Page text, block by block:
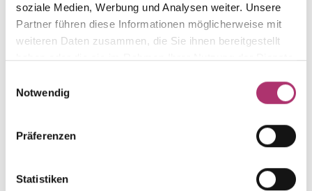
soziale Medien, Werbung und Analysen weiter. Unsere
Partner führen diese Informationen möglicherweise mit
weiteren Daten zusammen, die Sie ihnen bereitgestellt
haben oder die sie im Rahmen Ihrer Nutzung der Dienste
Notwendig
Präferenzen
Statistiken
Größe
-
Steinfarbe
weiß
Diamant
Brill.